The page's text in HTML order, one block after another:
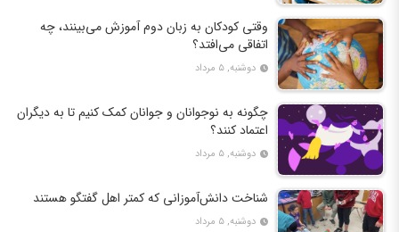
وقتی کودکان به زبان دوم آموزش می‌بینند، چه
اتفاقی می‌افتد؟
دوشنبه, ۵ مرداد
چگونه به نوجوانان و جوانان کمک کنیم تا به دیگران
اعتماد کنند؟
دوشنبه, ۵ مرداد
شناخت دانش‌آموزانی که کمتر اهل گفتگو هستند
دوشنبه, ۵ مرداد